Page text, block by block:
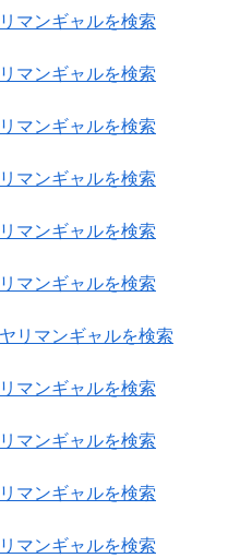
マンギャルを検索
マンギャルを検索
マンギャルを検索
マンギャルを検索
マンギャルを検索
マンギャルを検索
リマンギャルを検索
マンギャルを検索
マンギャルを検索
マンギャルを検索
マンギャルを検索